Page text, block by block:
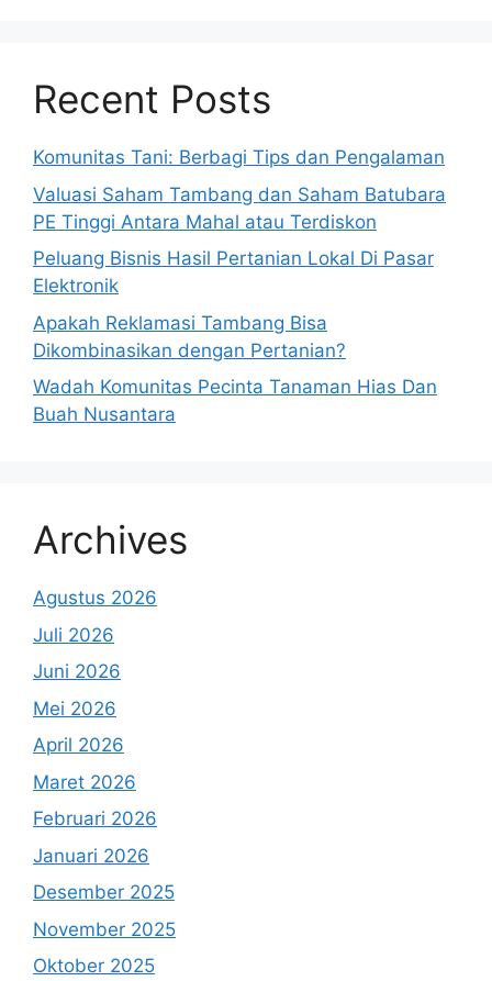
Recent Posts
Komunitas Tani: Berbagi Tips dan Pengalaman
Valuasi Saham Tambang dan Saham Batubara
PE Tinggi Antara Mahal atau Terdiskon
Peluang Bisnis Hasil Pertanian Lokal Di Pasar
Elektronik
Apakah Reklamasi Tambang Bisa
Dikombinasikan dengan Pertanian?
Wadah Komunitas Pecinta Tanaman Hias Dan
Buah Nusantara
Archives
Agustus 2026
Juli 2026
Juni 2026
Mei 2026
April 2026
Maret 2026
Februari 2026
Januari 2026
Desember 2025
November 2025
Oktober 2025